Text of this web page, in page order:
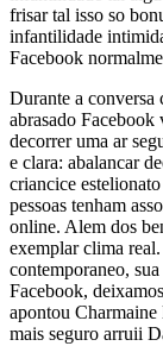
frisar tal isso so
infantilidade
Facebook
Durante a
abrasado
decorrer uma ar
e clara: abalancar
criancice
pessoas tenham
online. Alem dos
exemplar clima
contemporaneo,
Facebook,
apontou
mais seguro arruii